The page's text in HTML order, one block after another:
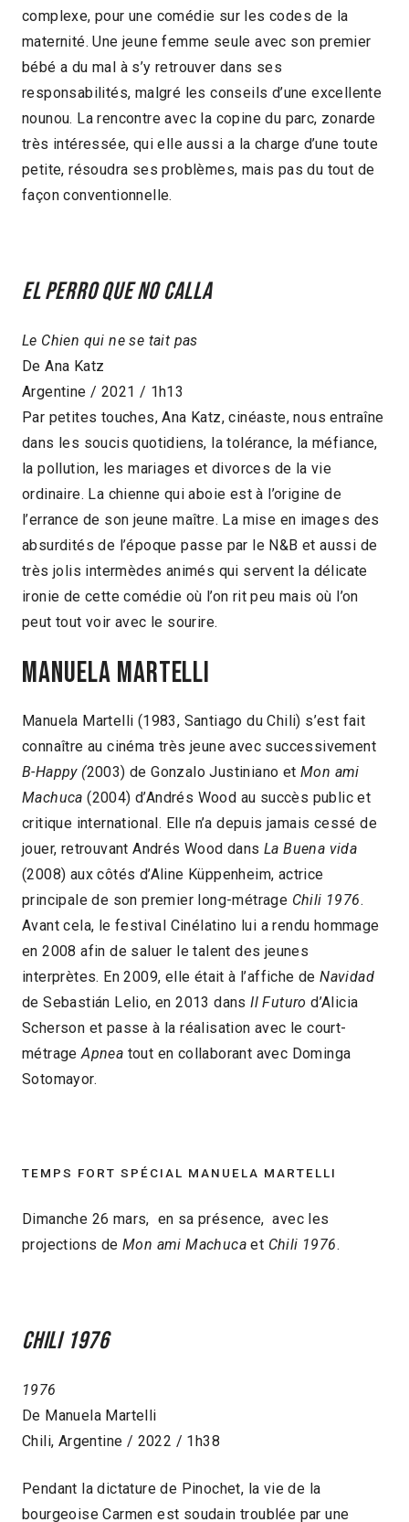
complexe, pour une comédie sur les codes de la
maternité. Une jeune femme seule avec son premier
bébé a du mal à s’y retrouver dans ses
responsabilités, malgré les conseils d’une excellente
nounou. La rencontre avec la copine du parc, zonarde
très intéressée, qui elle aussi a la charge d’une toute
petite, résoudra ses problèmes, mais pas du tout de
façon conventionnelle.
El perro que no calla
Le Chien qui ne se tait pas
De Ana Katz
Argentine / 2021 / 1h13
Par petites touches, Ana Katz, cinéaste, nous entraîne
dans les soucis quotidiens, la tolérance, la méfiance,
la pollution, les mariages et divorces de la vie
ordinaire. La chienne qui aboie est à l’origine de
l’errance de son jeune maître. La mise en images des
absurdités de l’époque passe par le N&B et aussi de
très jolis intermèdes animés qui servent la délicate
ironie de cette comédie où l’on rit peu mais où l’on
peut tout voir avec le sourire.
MANUELA MARTELLI
Manuela Martelli (1983, Santiago du Chili) s’est fait
connaître au cinéma très jeune avec successivement
B-Happy (2003) de Gonzalo Justiniano etMon ami
Machuca(2004) d’Andrés Wood au succès public et
critique international. Elle n’a depuis jamais cessé de
jouer, retrouvant Andrés Wood dans La Buena vida
(2008) aux côtés d’Aline Küppenheim, actrice
principale de son premier long-métrage Chili 1976.
Avant cela, le festival Cinélatino lui a rendu hommage
en 2008 afin de saluer le talent des jeunes
interprètes. En 2009, elle était à l’affiche de Navidad
de Sebastián Lelio, en 2013 dansIl Futurod’Alicia
Scherson et passe à la réalisation avec le court-
métrageApnea tout en collaborant avec Dominga
Sotomayor.
TEMPS FORT SPÉCIAL MANUELA MARTELLI
Dimanche 26 mars, en sa présence, avec les
projections deMon ami Machuca et Chili 1976.
Chili 1976
1976
De Manuela Martelli
Chili, Argentine / 2022 / 1h38
Pendant la dictature de Pinochet, la vie de la
bourgeoise Carmen est soudain troublée par une